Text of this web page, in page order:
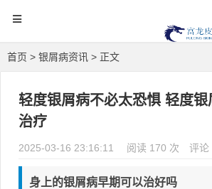
首页 > 银屑病资讯 > 正文
轻度银屑病不必太恐惧 轻度
治疗
2025-03-16 23:16:11 阅读 170 次 评论
身上的银屑病早期可以治好吗